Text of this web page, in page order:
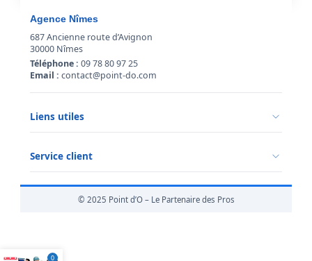
Agence Nîmes
687 Ancienne route d’Avignon
30000 Nîmes
Téléphone : 09 78 80 97 25
Email : contact@point-do.com
Liens utiles
Conditions générales de vente
Mentions légales
Service client
Informations livraison© 2025 Point d’O – Le Partenaire des Pros
0